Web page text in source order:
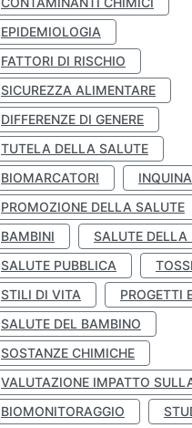
EPIDEMIOLOGIA
FATTORI DI RISCHIO
SICUREZZA ALIMENTARE
DIFFERENZE DI GENERE
TUTELA DELLA SALUTE
BIOMARCATORI
PROMOZIONE DELLA SALUTE
BAMBINI
SALUTE DELLA
SALUTE PUBBLICA
STILI DI VITA
PROGETTI
SALUTE DEL BAMBINO
SOSTANZE CHIMICHE
VALUTAZIONE IMPATTO
BIOMONITORAGGIO